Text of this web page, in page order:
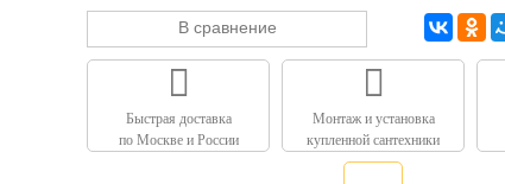
В сравнение
Быстрая доставка
по Москве и России
Монтаж и установка
купленной сантехники